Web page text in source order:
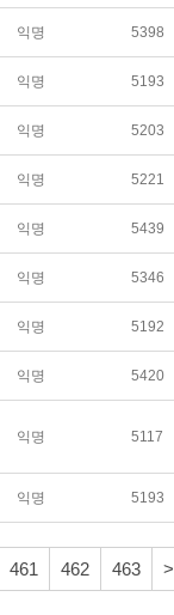
익명 5398
익명 5193
익명 5203
익명 5221
익명 5439
익명 5346
익명 5192
익명 5420
익명 5117
익명 5193
461 462 463 >